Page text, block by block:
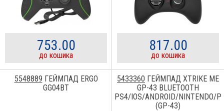
753.00
до кошика
817.00
до кошика
5548889 ГЕЙМПАД ERGO
GG04BT
5433360 ГЕЙМПАД XTRIKE ME
GP-43 BLUETOOTH
PS4/IOS/ANDROID/NINTENDO/
(GP-43)